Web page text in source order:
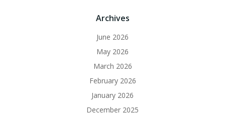
Archives
June 2026
May 2026
March 2026
February 2026
January 2026
December 2025